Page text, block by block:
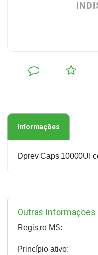
DEIXE
COMENTÁRIO
MINHA
LISTA
Informações
Dprev Caps 10000UI
Outras Informações
Registro MS:
Princípio ativo: